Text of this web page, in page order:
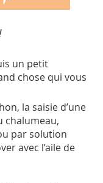
un petit
chose qui vous
la saisie d’une
chalumeau,
par solution
avec l’aile de